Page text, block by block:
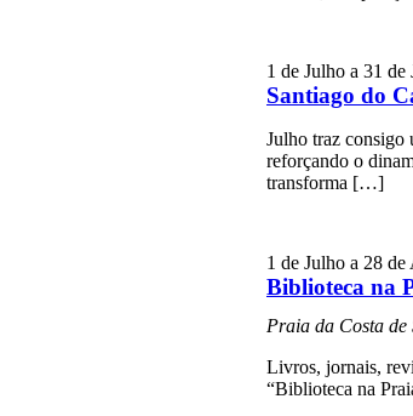
Santiago do
1 de Julhoa 31 de
Julho traz consigo
reforçando o
transforma […]
Biblioteca na
1 de Julhoa 28 de
Praia da Costa de
Livros, jornais,
“Biblioteca na